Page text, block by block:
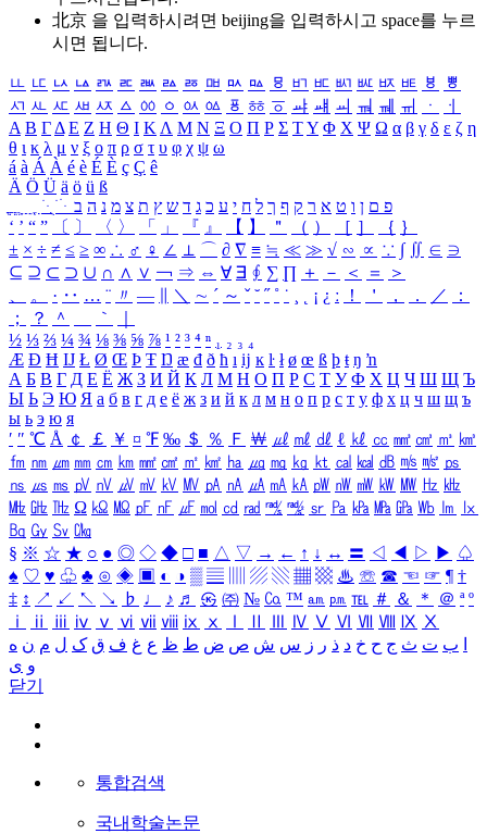
北京 을 입력하시려면 beijing을 입력하시고 space를 누르
시면 됩니다.
ㅥ ㅦ ㅧ ㅨ ㅩ ㅪ ㅫ ㅬ ㅭ ㅮ ㅯ ㅰ ㅱ ㅲ ㅳ ㅴ ㅵ ㅶ ㅷ ㅸ
ㅹ
ㅺ ㅻ ㅼ ㅽ ㅾ ㅿ ㆀ ㆁ ㆂ ㆃ ㆄ ㆅ ㆆ ㆇ ㆈ ㆉ ㆊ ㆋ ㆌ ㆍ
ㆎ
Α Β ΓΔ Ε Ζ Η Θ Ι ΚΛ Μ Ν Ξ Ο Π Ρ Σ ΤΥ Φ Χ Ψ Ω α β γ δ ε ζ η
θ ι κ λ μ ν ξ ο π ρ σ τ υ φ χ ψ ω
á à Á À é è É È ç Ç ê
Ä Ö Ü ä ö ü ß
ִֶֹ ֻּ ׁׂ פ ם ן ו ט א ר ק ף ך ל ח י ע כ ג ד ש ץ ת צ מ נ ה ב
‘ ’ “ ” 〔 〕 〈 〉 「 」 『 』 【 】 ＂ （ ） ［ ］ ｛ ｝
± × ÷ ≠ ≤ ≥ ∞ ∴ ♂ ♀ ∠ ⊥ ⌒ ∂ ∇ ≡ ≒ ≪ ≫ √ ∽ ∝ ∵ ∫ ∬ ∈ ∋
⊆ ⊇ ⊂ ⊃ ∪ ∩ ∧ ∨ ￢ ⇒ ⇔ ∀ ∃ ∮ ∑ ∏ ＋ － ＜ ＝
＞
、
。 · ‥ … ¨ 〃 ― ＼ ∼ ´ ～ ˇ ˘ ˝ ˚ ˙ ¸ ¡ ¿ ː ！ ＇ ， ． ／
：
；
？ ＾ ｀
½ ⅓ ⅔ ¼ ¾ ⅛ ⅜ ⅝ ⅞ ¹ ² ³ ⁴ ⁿ ₁ ₂ ₃ ₄
Æ Ð Ħ Ĳ Ł Ø Œ Þ Ŧ Ŋ æ đ ð ħ ı ĳ ĸ ŀ ł ø œ ß þ ŧ ŋ ŉ
А Б В Г Д Е Ё Ж З И Й К Л М Н О П Р С Т У Ф Х Ц Ч Ш Щ Ъ
Ы Ь Э Ю Я а б в г д е ё ж з и й к л м н о п р с т у ф х ц ч ш щ ъ
ы ь э ю я
′ ″ ℃ Å ￠ ￡ ￥ ¤ ℉ ‰ ＄ ％ Ｆ ￦ ㎕ ㎖ ㎗ ℓ ㎘ ㏄ ㎣ ㎤ ㎥ ㎦
㎙ ㎚ ㎛ ㎜ ㎝ ㎞ ㎟ ㎠ ㎡ ㎢ ㏊ ㎍ ㎎ ㎏ ㏏ ㎈ ㎉ ㏈ ㎧ ㎨ ㎰
㎱ ㎲ ㎳ ㎴ ㎵ ㎶ ㎷ ㎸ ㎹ ㎀ ㎁ ㎂ ㎃ ㎄ ㎺ ㎻ ㎽ ㎾ ㎿ ㎐ ㎑
㎒ ㎓ ㎔ Ω ㏀ ㏁ ㎊ ㎋ ㎌ ㏖ ㏅ ㎭ ㎮ ㎯ ㏛ ㎩ ㎪ ㎫ ㎬ ㏝ ㏐
㏓
㏃ ㏉ ㏜ ㏆
§ ※ ☆ ★ ○ ● ◎ ◇ ◆ □ ■ △ ▽ → ← ↑ ↓ ↔ 〓 ◁ ◀ ▷ ▶ ♤
♠ ♡ ♥ ♧ ♣ ⊙ ◈ ▣ ◐ ◑ ▒ ▤ ▨ ▧ ▦ ▩ ♨ ☏ ☎ ☜ ☞ ¶ †
‡ ↕ ↗ ↙ ↖ ↘ ♭ ♩ ♪ ♬ ㉿ ㈜ № ㏇ ™ ㏂ ㏘ ℡ ＃ ＆ ＊ ＠ ª º
ⅰ
ⅱ ⅲ ⅳ ⅴ ⅵ ⅶ ⅷ ⅸ ⅹ Ⅳ Ⅴ Ⅵ Ⅶ Ⅷ Ⅸ Ⅹ
ب ت ث ج ح خ د ذ ر ز س ش ص ض ط ظ ع غ ف ق ک ل م ن ه
و ی
닫기
통합검색
국내학술논문